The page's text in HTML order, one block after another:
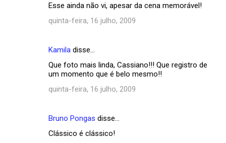
Esse ainda não vi, apesar da cena memorável!
quinta-feira, 16 julho, 2009
Kamila disse…
Que foto mais linda, Cassiano!!! Que registro de
um momento que é belo mesmo!!
quinta-feira, 16 julho, 2009
Bruno Pongas disse…
Clássico é clássico!